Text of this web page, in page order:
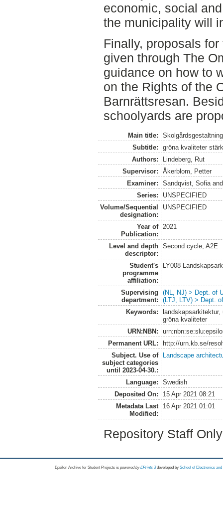
economic, social
the municipality will
Finally, proposals
given through The
guidance on how to
on the Rights of the
Barnrättsresan.
schoolyards are
Main title:
Subtitle:
gröna kvaliteter
Authors:
Lindeberg, Rut
Supervisor:
Åkerblom, Petter
Examiner:
Sandqvist, Sofia
Series:
UNSPECIFIED
Volume/Sequential
designation:
UNSPECIFIED
Year of
Publication:
2021
Level and depth
descriptor:
Second cycle, A2E
Student's
programme
affiliation:
LY008
Supervising
department:
(NL, NJ) > Dept. of
(LTJ, LTV) > Dept.
Keywords:
gröna kvaliteter
URN:NBN:
Permanent URL:
http://urn.kb.se/
Subject. Use of
subject categories
until 2023-04-30.:
Landscape
Language:
Swedish
Deposited On:
15 Apr 2021 08:21
Metadata Last
Modified:
16 Apr 2021 01:01
Repository Staff
Epsilon Archive for Student Projects is powored byEPrints 3 developed by School of Electronics